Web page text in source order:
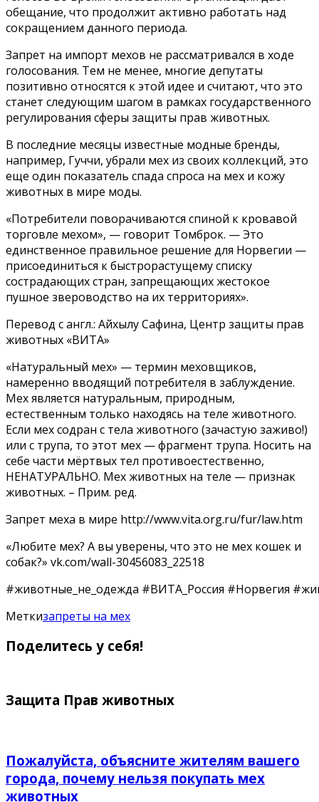
обещание, что продолжит активно работать над
сокращением данного периода.
Запрет на импорт мехов не рассматривался в ходе
голосования. Тем не менее, многие депутаты
позитивно относятся к этой идее и считают, что это
станет следующим шагом в рамках государственного
регулирования сферы защиты прав животных.
В последние месяцы известные модные бренды,
например, Гуччи, убрали мех из своих коллекций, это
еще один показатель спада спроса на мех и кожу
животных в мире моды.
«Потребители поворачиваются спиной к кровавой
торговле мехом», — говорит Томброк. — Это
единственное правильное решение для Норвегии —
присоединиться к быстрорастущему списку
сострадающих стран, запрещающих жестокое
пушное звероводство на их территориях».
Перевод с англ.: Айхылу Сафина, Центр защиты прав
животных «ВИТА»
«Натуральный мех» — термин меховщиков,
намеренно вводящий потребителя в заблуждение.
Мех является натуральным, природным,
естественным только находясь на теле животного.
Если мех содран с тела животного (зачастую заживо!)
или с трупа, то этот мех — фрагмент трупа. Носить на
себе части мёртвых тел противоестественно,
НЕНАТУРАЛЬНО. Мех животных на теле — признак
животных. – Прим. ред.
Запрет меха в мире http://www.vita.org.ru/fur/law.htm
«Любите мех? А вы уверены, что это не мех кошек и
собак?» vk.com/wall-30456083_22518
#животные_не_одежда #ВИТА_Россия #Норвегия
Меткизапреты на мех
Поделитесь у себя!
Защита Прав животных
Пожалуйста, объясните жителям вашего
города, почему нельзя покупать мех
животных